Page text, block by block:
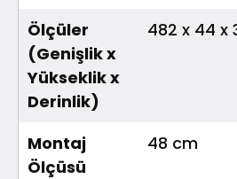
Ölçüler
(Genişlik x
Yükseklik x
Derinlik)
482 x 44 x
Montaj
Ölçüsü
48 cm